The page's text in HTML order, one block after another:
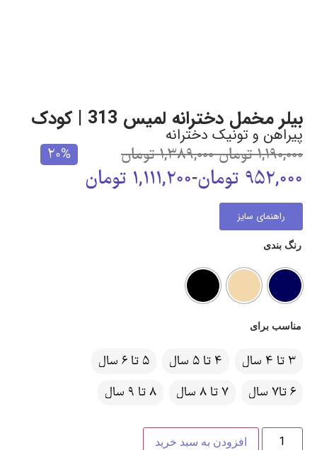
بیلر مخمل دخترانه لمیس 313 | کودک
پیراهن و تونیک دخترانه
1,190,000 تومان-
1,389,000 تومان
952,000 تومان-
1,111,200 تومان
20%
راهنمای سایز
رنگ بندی
مناسب برای
3 تا 4 سال 4 تا 5 سال
5 تا 6 سال
6 تا7 سال
7 تا 8 سال 8 تا 9 سال
افزودن به سبد خرید